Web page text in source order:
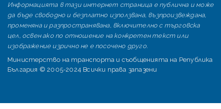
Информацията в тази интернет страница е публична и може
да бъде свободно и безплатно използвана, възпроизвеждана,
променяна и разпространявана, включително с търговска
цел, освен ако по отношение на конкретен текст или
изображение изрично не е посочено друго.
Министерство на транспорта и съобщенията на Република
България © 2005-2024 Всички права запазени